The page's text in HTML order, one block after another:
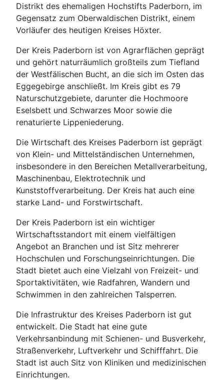
Distrikt des ehemaligen Hochstifts Paderborn, im
Gegensatz zum Oberwaldischen Distrikt, einem
Vorläufer des heutigen Kreises Höxter.
Der Kreis Paderborn ist von Agrarflächen geprägt
und gehört naturräumlich großteils zum Tiefland
der Westfälischen Bucht, an die sich im Osten das
Eggegebirge anschließt. Im Kreis gibt es 79
Naturschutzgebiete, darunter die Hochmoore
Eselsbett und Schwarzes Moor sowie die
renaturierte Lippeniederung.
Die Wirtschaft des Kreises Paderborn ist geprägt
von Klein- und Mittelständischen Unternehmen,
insbesondere in den Bereichen Metallverarbeitung,
Maschinenbau, Elektrotechnik und
Kunststoffverarbeitung. Der Kreis hat auch eine
starke Land- und Forstwirtschaft.
Der Kreis Paderborn ist ein wichtiger
Wirtschaftsstandort mit einem vielfältigen
Angebot an Branchen und ist Sitz mehrerer
Hochschulen und Forschungseinrichtungen. Die
Stadt bietet auch eine Vielzahl von Freizeit- und
Sportaktivitäten, wie Radfahren, Wandern und
Schwimmen in den zahlreichen Talsperren.
Die Infrastruktur des Kreises Paderborn ist gut
entwickelt. Die Stadt hat eine gute
Verkehrsanbindung mit Schienen- und Busverkehr,
Straßenverkehr, Luftverkehr und Schifffahrt. Die
Stadt ist auch Sitz von Kliniken und medizinischen
Einrichtungen.